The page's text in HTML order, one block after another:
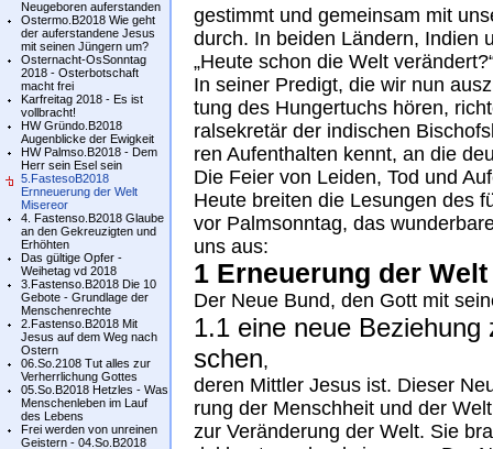
Neugeboren auferstanden
Ostermo.B2018 Wie geht
der auferstandene Jesus
mit seinen Jüngern um?
Osternacht-OsSonntag
2018 - Osterbotschaft
macht frei
Karfreitag 2018 - Es ist
vollbracht!
HW Gründo.B2018
Augenblicke der Ewigkeit
HW Palmso.B2018 - Dem
Herr sein Esel sein
5.FastesoB2018
Ernneuerung der Welt
Misereor
4. Fastenso.B2018 Glaube
an den Gekreuzigten und
Erhöhten
Das gültige Opfer -
Weihetag vd 2018
3.Fastenso.B2018 Die 10
Gebote - Grundlage der
Menschenrechte
2.Fastenso.B2018 Mit
Jesus auf dem Weg nach
Ostern
06.So.2108 Tut alles zur
Verherrlichung Gottes
05.So.B2018 Hetzles - Was
Menschenleben im Lauf
des Lebens
Frei werden von unreinen
Geistern - 04.So.B2018
ges­timmt und ge­mein­sam mit
durch. In bei­den Län­dern, In­di­en
„Heu­te schon die Welt
In sei­ner Pre­digt, die wir nun
tung des Hun­ger­tuchs hö­ren,
ral­sekre­tär der in­di­schen
ren Auf­ent­hal­ten kennt, an die
Die Fei­er von Lei­den, Tod und
Heu­te brei­ten die Le­sun­gen des
vor Palm­sonn­tag, das
uns aus:
1 Erneuerung der
Der Neue Bund, den Gott mit
1.1 eine neue
schen,
de­ren Mitt­ler Je­sus ist. Die­ser
rung der Mensch­heit und der
zur Ver­än­de­rung der Welt. Sie